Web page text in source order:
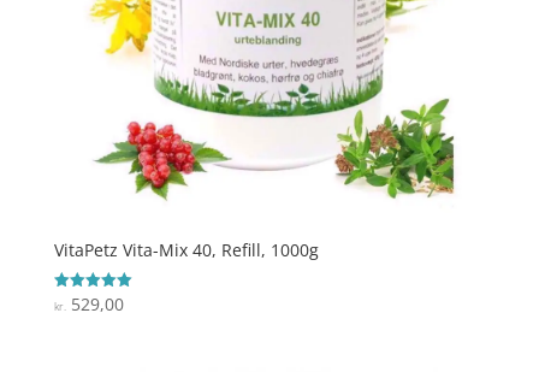
VitaPetz Vita-Mix 40, Refill, 1000g
Vurderet
5
kr.529,00